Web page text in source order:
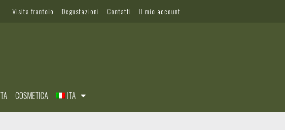
Visita frantoio Degustazioni Contatti Il mio account
COSMETICA ITA